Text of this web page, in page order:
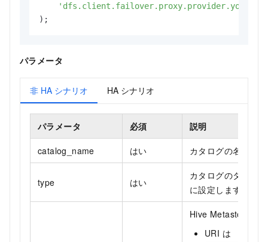
'dfs.client.failover.proxy.provider.your-
);
パラメータ
非 HA シナリオ HA シナリオ
パラメータ 必須 説明
catalog_name はい カタログの名前。
type はい
カタログのタイプ
に設定します。
Hive Metastore の
URI は